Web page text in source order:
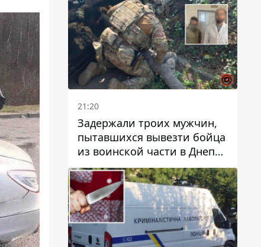
21:20
Задержали троих мужчин,
пытавшихся вывезти бойца
из воинской части в Днепр
за 7 тысяч долларов: среди
них был врач